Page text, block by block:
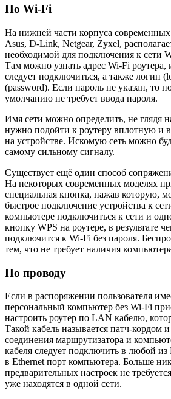
По Wi-Fi
На нижней части корпуса современных
Asus, D-Link, Netgear, Zyxel,
необходимой для подключения к сети
Там можно узнать адрес Wi-Fi роутера,
следует подключиться, а также логин
(password). Если пароль не указан, то
умолчанию не требует ввода пароля.
Имя сети можно определить, не глядя
нужно подойти к роутеру вплотную и
на устройстве. Искомую сеть можно
самому сильному сигналу.
Существует ещё один способ
На некоторых современных моделях
специальная кнопка, нажав которую,
быстрое подключение устройства к
компьютере подключиться к сети и
кнопку WPS на роутере, в результате
подключится к Wi-Fi без пароля.
тем, что не требует наличия
По проводу
Если в распоряжении пользователя
персональный компьютер без Wi-Fi
настроить роутер по LAN кабелю,
Такой кабель называется патч-кордом
соединения маршрутизатора и
кабеля следует подключить в любой
в Ethernet порт компьютера. Больше
предварительных настроек не
уже находятся в одной сети.